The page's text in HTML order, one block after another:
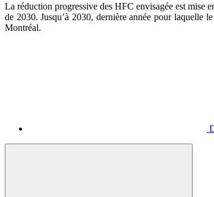
La réduction progressive des HFC envisagée est mise
de 2030. Jusqu’à 2030, dernière année pour laquelle
Montréal.